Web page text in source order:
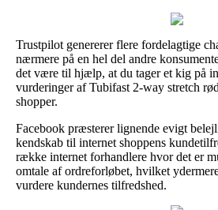
Trustpilot genererer flere fordelagtige
nærmere på en hel del andre
det være til hjælp, at du tager et kig på
vurderinger af Tubifast 2-way stretch
shopper.
Facebook præsterer lignende evigt
kendskab til internet shoppens
række internet forhandlere hvor det er
omtale af ordreforløbet, hvilket
vurdere kundernes tilfredshed.